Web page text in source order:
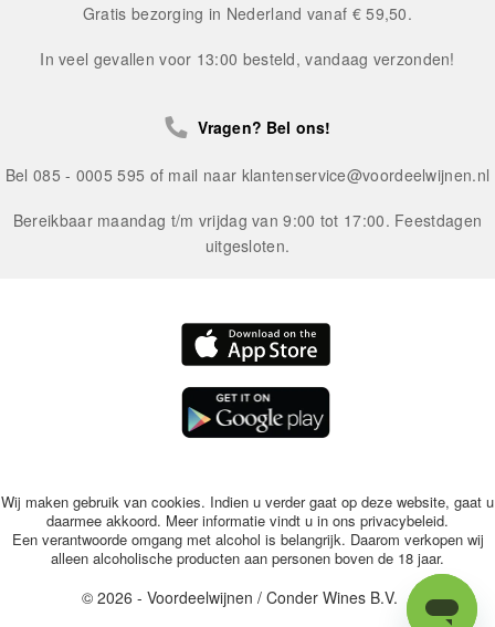
Gratis bezorging in Nederland vanaf € 59,50.
In veel gevallen voor 13:00 besteld, vandaag verzonden!
Vragen? Bel ons!
Bel 085 - 0005 595 of mail naar klantenservice@voordeelwijnen.nl
Bereikbaar maandag t/m vrijdag van 9:00 tot 17:00. Feestdagen
uitgesloten.
© 2026 - Voordeelwijnen / Conder Wines B.V.
Een verantwoorde omgang met alcohol is belangrijk. Daarom verkopen wij
alleen alcoholische producten aan personen boven de 18 jaar.
Wij maken gebruik van cookies. Indien u verder gaat op deze website, gaat u
daarmee akkoord. Meer informatie vindt u in ons privacybeleid.